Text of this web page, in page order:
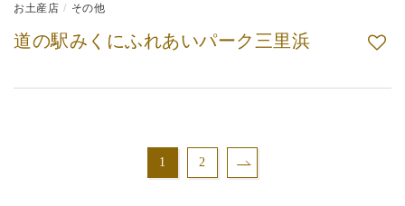
お土産店 その他
道の駅みくにふれあいパーク三里浜
1 2